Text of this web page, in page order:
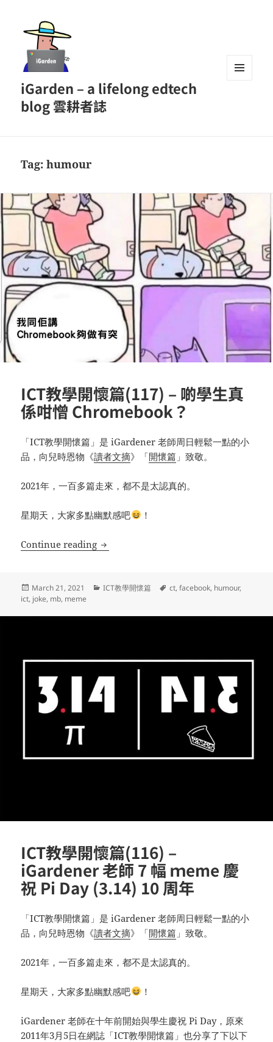
iGarden – a lifelong edtech
blog 雲耕者誌
Tag:humour
ICT教學開懷篇(117) – 啲學生真
係咁憎 Chromebook？
「ICT教學開懷篇」是 iGardener 老師周日輕鬆一點的小
品，向兒時恩物《讀者文摘》「開懷篇 」致敬。
2021年，一百多篇走來，都不是太認真的。
星期天，大家多點幽默感吧 ！
Continue reading ICT教學開懷篇(117) – 啲學生真係咁憎
Posted
on
March 21, 2021 Categories
ICT教學開懷篇 Tags
ct,facebook, humour,
ict, joke, mb, meme
ICT教學開懷篇(116) –
iGardener 老師 7 幅 ｍeme 慶
祝 Pi Day (3.14) 10 周年
「ICT教學開懷篇」是 iGardener 老師周日輕鬆一點的小
品，向兒時恩物《讀者文摘》「開懷篇 」致敬。
2021年，一百多篇走來，都不是太認真的。
星期天，大家多點幽默感吧 ！
iGardener 老師在十年前開始與學生慶祝 Pi Day，原來
2011年3月5日在網誌「ICT教學開懷篇」也分享了下以下